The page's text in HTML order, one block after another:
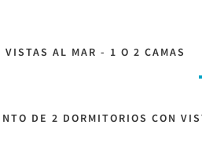
VISTAS AL MAR - 1 O 2 CAMAS
DE 2 DORMITORIOS CON